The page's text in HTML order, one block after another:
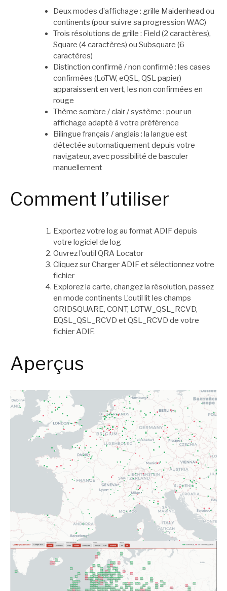
Deux modes d’affichage : grille Maidenhead ou
continents (pour suivre sa progression WAC)
Trois résolutions de grille : Field (2 caractères),
Square (4 caractères) ou Subsquare (6
caractères)
Distinction confirmé / non confirmé : les cases
confirmées (LoTW, eQSL, QSL papier)
apparaissent en vert, les non confirmées en
rouge
Thème sombre / clair / système : pour un
affichage adapté à votre préférence
Bilingue français / anglais : la langue est
détectée automatiquement depuis votre
navigateur, avec possibilité de basculer
manuellement
Comment l’utiliser
Exportez votre log au format ADIF depuis
votre logiciel de log
Ouvrez l’outil QRA Locator
Cliquez sur Charger ADIF et sélectionnez votre
fichier
Explorez la carte, changez la résolution, passez
en mode continents L’outil lit les champs
GRIDSQUARE, CONT, LOTW_QSL_RCVD,
EQSL_QSL_RCVD et QSL_RCVD de votre
fichier ADIF.
Aperçus